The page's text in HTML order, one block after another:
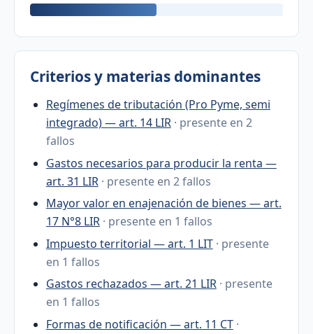
Criterios y materias dominantes
Regímenes de tributación (Pro Pyme, semi
integrado) — art. 14 LIR · presente en 2
fallos
Gastos necesarios para producir la renta —
art. 31 LIR · presente en 2 fallos
Mayor valor en enajenación de bienes — art.
17 N°8 LIR · presente en 1 fallos
Impuesto territorial — art. 1 LIT · presente
en 1 fallos
Gastos rechazados — art. 21 LIR · presente
en 1 fallos
Formas de notificación — art. 11 CT ·